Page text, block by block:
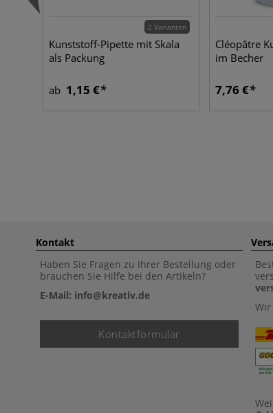
2 Varianten
Kunststoff-Pipette mit Skala
als Packung
ab 1,15 €
Cléopâtre
im Becher
7,76 €
Kontakt
Haben Sie Fragen zu Ihrer Bestellung oder
brauchen Sie Hilfe bei den Artikeln?
E-Mail: info@kreativ.de
Kontaktformular